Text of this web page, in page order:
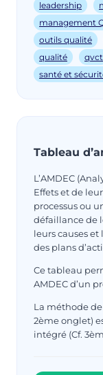
leadership
management
outils qualité
qualité
qvct
santé et
Tableau
L’AMDEC
Effets et de
processus ou
défaillance de
leurs causes
des plans
Ce tableau
AMDEC d’un
La méthode
2ème onglet)
intégré (Cf.